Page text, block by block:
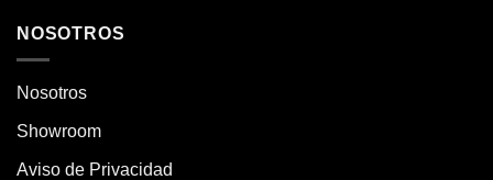
NOSOTROS
Nosotros
Showroom
Aviso de Privacidad